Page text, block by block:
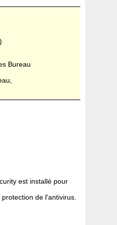
Bureau
est installé pour
de l'antivirus.